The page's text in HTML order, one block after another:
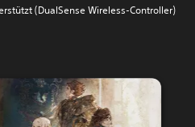
(DualSense Wireless-Controller)